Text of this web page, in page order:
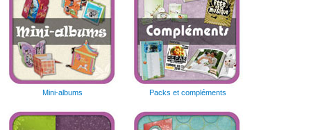
Mini-albums Packs et compléments